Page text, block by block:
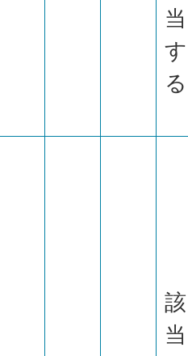
当
す
る
該
当